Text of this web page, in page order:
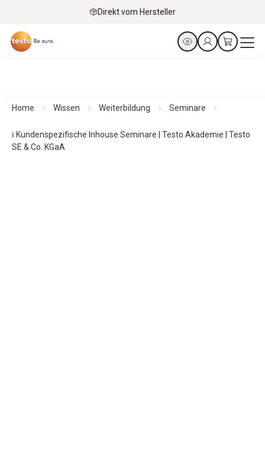
Direkt vom Hersteller
Home Wissen Weiterbildung Seminare
ℹ Kundenspezifische Inhouse Seminare | Testo Akademie | Testo
SE & Co. KGaA